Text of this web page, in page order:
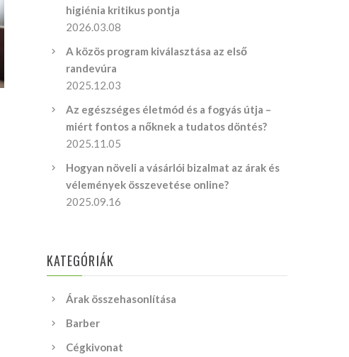
higiénia kritikus pontja
2026.03.08
A közös program kiválasztása az első
randevúra
2025.12.03
Az egészséges életmód és a fogyás útja –
miért fontos a nőknek a tudatos döntés?
2025.11.05
Hogyan növeli a vásárlói bizalmat az árak és
vélemények összevetése online?
2025.09.16
KATEGÓRIÁK
Árak összehasonlítása
Barber
Cégkivonat